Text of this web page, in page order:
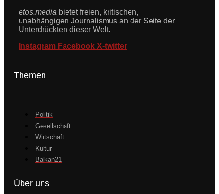
etos.media bietet freien, kritischen,
unabhängigen Journalismus an der Seite der
Unterdrückten dieser Welt.
Instagram Facebook X-twitter
Themen
Politik
Gesellschaft
Wirtschaft
Kultur
Balkan21
Über uns